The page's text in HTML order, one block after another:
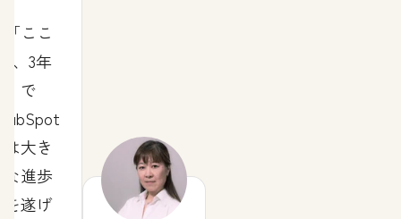
ここ
2、3年
で
は大き
な進歩
を遂げ